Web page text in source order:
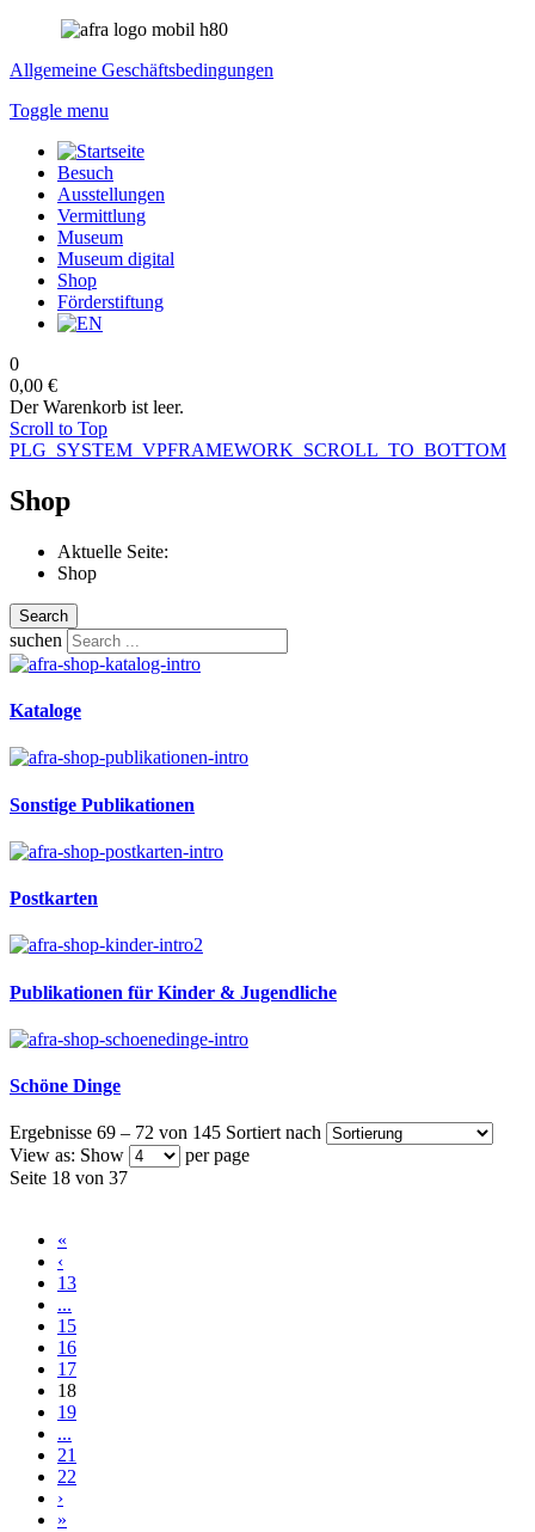
Allgemeine Geschäftsbedingungen
Toggle menu
Besuch
Ausstellungen
Vermittlung
Museum
Museum digital
Shop
Förderstiftung
0
0,00 €
Der Warenkorb ist leer.
Scroll to Top
PLG_SYSTEM_VPFRAMEWORK_SCROLL_TO_BOTTOM
Shop
Aktuelle Seite:
Shop
Search
suchen
Kataloge
Sonstige Publikationen
Postkarten
Publikationen für Kinder & Jugendliche
Schöne Dinge
Ergebnisse 69 – 72 von 145 Sortiert nach
View as: Show
per page
Seite 18 von 37
«
‹
13
...
15
16
17
18
19
...
21
22
›
»